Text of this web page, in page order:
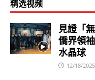
精选视频
見證「
僑界領
水晶球
12/18/2025